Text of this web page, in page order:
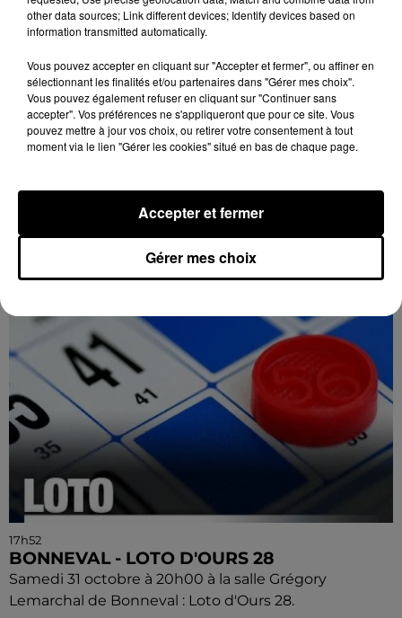
18h15
CHARTRES - VENTE AUX ENCHÈRES :
AUTOMATES, MUSIQUE MÉCANIQUE,...
Dimanche 6 décembre à 14h00 à la Galerie de
mécanique, phonographes, machines à sous, art
17h52
BONNEVAL - LOTO D'OURS 28
Samedi 31 octobre à 20h00 à la salle Grégory
Lemarchal de Bonneval : Loto d'Ours 28.
other data sources; Link different devices; Identify devices based on
information transmitted automatically.
Vous pouvez accepter en cliquant sur "Accepter et fermer", ou affiner en
sélectionnant les finalités et/ou partenaires dans "Gérer mes choix".
Vous pouvez également refuser en cliquant sur "Continuer sans
accepter". Vos préférences ne s'appliqueront que pour ce site. Vous
pouvez mettre à jour vos choix, ou retirer votre consentement à tout
moment via le lien "Gérer les cookies" situé en bas de chaque page.
Gérer mes choix
Accepter et fermer